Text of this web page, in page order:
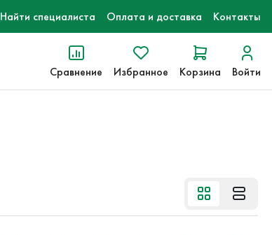
Найти специалиста Оплата и доставка Контакты
Сравнение Избранное Корзина Войти